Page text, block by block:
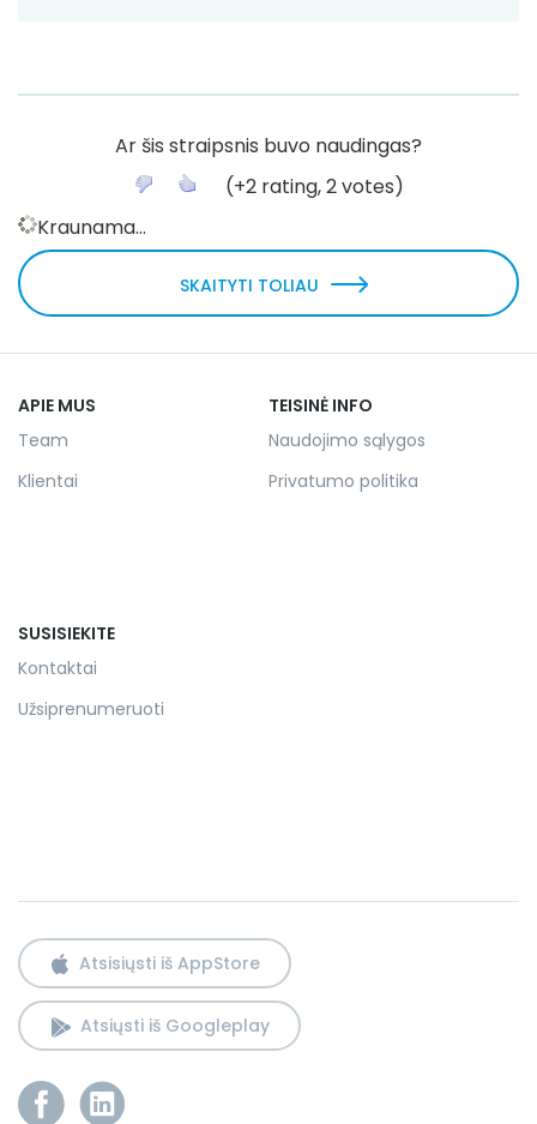
Ar šis straipsnis buvo naudingas?
(+2rating,2votes)
Kraunama...
SKAITYTI TOLIAU
APIE MUS
Team
Klientai
TEISINĖ INFO
Naudojimo sąlygos
Privatumo politika
SUSISIEKITE
Kontaktai
Užsiprenumeruoti
Atsisiųsti iš AppStore
Atsiųsti iš Googleplay